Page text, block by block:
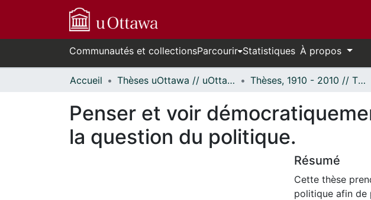
Communautés et collectionsParcourir Statistiques À propos
Accueil Thèses uOttawa // uOttawa Theses Thèses, 1910 - 2010 // Theses, 1910 - 2010
Penser et voir
la question du politique.
Résumé
Cette thèse
politique afin de